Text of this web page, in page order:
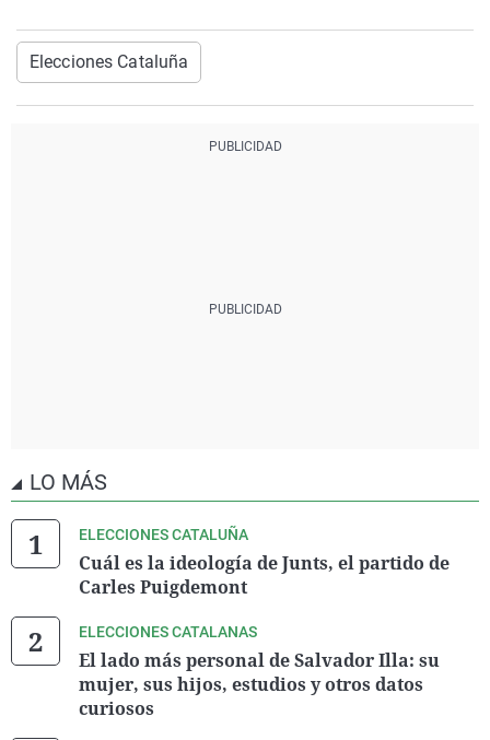
Elecciones Cataluña
LO MÁS
ELECCIONES CATALUÑA
Cuál es la ideología de Junts, el partido de
Carles Puigdemont
ELECCIONES CATALANAS
El lado más personal de Salvador Illa: su
mujer, sus hijos, estudios y otros datos
curiosos